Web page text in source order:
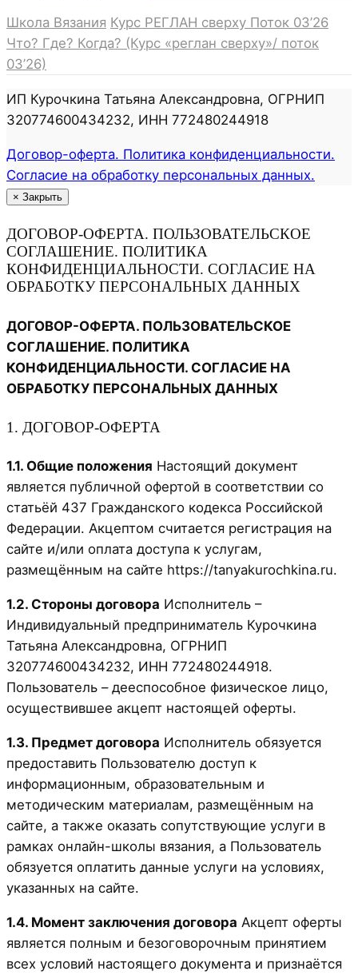
Школа Вязания Курс РЕГЛАН сверху Поток 03’26
Что? Где? Когда? (Курс «реглан сверху»/ поток
03’26)
ИП Курочкина Татьяна Александровна, ОГРНИП
320774600434232, ИНН 772480244918
Договор-оферта. Политика конфиденциальности.
Согласие на обработку персональных данных.
× Закрыть
ДОГОВОР-ОФЕРТА. ПОЛЬЗОВАТЕЛЬСКОЕ
СОГЛАШЕНИЕ. ПОЛИТИКА
КОНФИДЕНЦИАЛЬНОСТИ. СОГЛАСИЕ НА
ОБРАБОТКУ ПЕРСОНАЛЬНЫХ ДАННЫХ
ДОГОВОР-ОФЕРТА. ПОЛЬЗОВАТЕЛЬСКОЕ
СОГЛАШЕНИЕ. ПОЛИТИКА
КОНФИДЕНЦИАЛЬНОСТИ. СОГЛАСИЕ НА
ОБРАБОТКУ ПЕРСОНАЛЬНЫХ ДАННЫХ
1. ДОГОВОР-ОФЕРТА
1.1. Общие положения Настоящий документ
является публичной офертой в соответствии со
статьёй 437 Гражданского кодекса Российской
Федерации. Акцептом считается регистрация на
сайте и/или оплата доступа к услугам,
размещённым на сайте https://tanyakurochkina.ru.
1.2. Стороны договора Исполнитель –
Индивидуальный предприниматель Курочкина
Татьяна Александровна, ОГРНИП
320774600434232, ИНН 772480244918.
Пользователь – дееспособное физическое лицо,
осуществившее акцепт настоящей оферты.
1.3. Предмет договора Исполнитель обязуется
предоставить Пользователю доступ к
информационным, образовательным и
методическим материалам, размещённым на
сайте, а также оказать сопутствующие услуги в
рамках онлайн-школы вязания, а Пользователь
обязуется оплатить данные услуги на условиях,
указанных на сайте.
1.4. Момент заключения договора Акцепт оферты
является полным и безоговорочным принятием
всех условий настоящего документа и признаётся